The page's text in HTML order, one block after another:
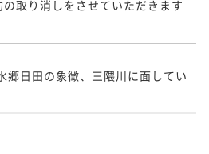
取り消しをさせていただきます
郷日田の象徴、三隈川に面してい